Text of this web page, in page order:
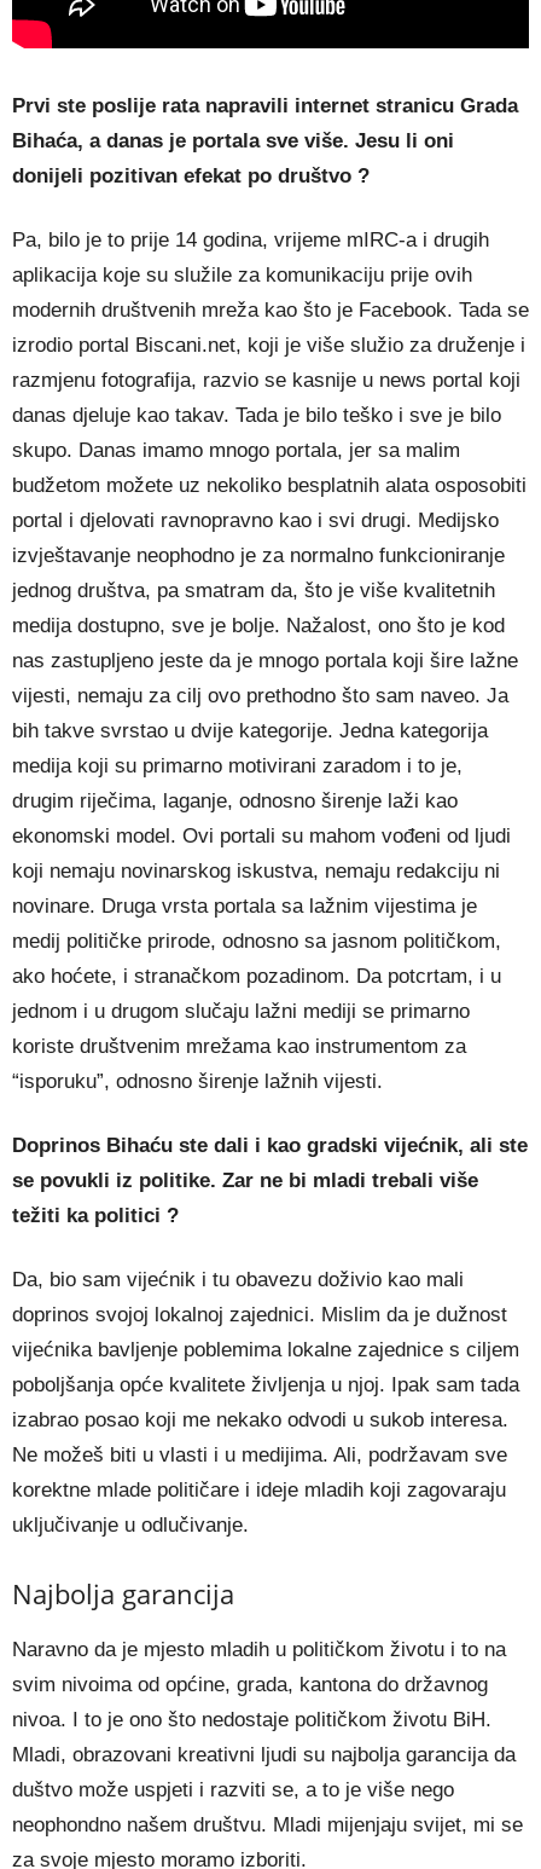
Prvi ste poslije rata napravili internet stranicu Grada
Bihaća, a danas je portala sve više. Jesu li oni
donijeli pozitivan efekat po društvo ?
Pa, bilo je to prije 14 godina, vrijeme mIRC-a i drugih
aplikacija koje su služile za komunikaciju prije ovih
modernih društvenih mreža kao što je Facebook. Tada se
izrodio portal Biscani.net, koji je više služio za druženje i
razmjenu fotografija, razvio se kasnije u news portal koji
danas djeluje kao takav. Tada je bilo teško i sve je bilo
skupo. Danas imamo mnogo portala, jer sa malim
budžetom možete uz nekoliko besplatnih alata osposobiti
portal i djelovati ravnopravno kao i svi drugi. Medijsko
izvještavanje neophodno je za normalno funkcioniranje
jednog društva, pa smatram da, što je više kvalitetnih
medija dostupno, sve je bolje. Nažalost, ono što je kod
nas zastupljeno jeste da je mnogo portala koji šire lažne
vijesti, nemaju za cilj ovo prethodno što sam naveo. Ja
bih takve svrstao u dvije kategorije. Jedna kategorija
medija koji su primarno motivirani zaradom i to je,
drugim riječima, laganje, odnosno širenje laži kao
ekonomski model. Ovi portali su mahom vođeni od ljudi
koji nemaju novinarskog iskustva, nemaju redakciju ni
novinare. Druga vrsta portala sa lažnim vijestima je
medij političke prirode, odnosno sa jasnom političkom,
ako hoćete, i stranačkom pozadinom. Da potcrtam, i u
jednom i u drugom slučaju lažni mediji se primarno
koriste društvenim mrežama kao instrumentom za
“isporuku”, odnosno širenje lažnih vijesti.
Doprinos Bihaću ste dali i kao gradski vijećnik, ali ste
se povukli iz politike. Zar ne bi mladi trebali više
težiti ka politici ?
Da, bio sam vijećnik i tu obavezu doživio kao mali
doprinos svojoj lokalnoj zajednici. Mislim da je dužnost
vijećnika bavljenje poblemima lokalne zajednice s ciljem
poboljšanja opće kvalitete življenja u njoj. Ipak sam tada
izabrao posao koji me nekako odvodi u sukob interesa.
Ne možeš biti u vlasti i u medijima. Ali, podržavam sve
korektne mlade političare i ideje mladih koji zagovaraju
uključivanje u odlučivanje.
Najbolja garancija
Naravno da je mjesto mladih u političkom životu i to na
svim nivoima od općine, grada, kantona do državnog
nivoa. I to je ono što nedostaje političkom životu BiH.
Mladi, obrazovani kreativni ljudi su najbolja garancija da
duštvo može uspjeti i razviti se, a to je više nego
neophondno našem društvu. Mladi mijenjaju svijet, mi se
za svoje mjesto moramo izboriti.